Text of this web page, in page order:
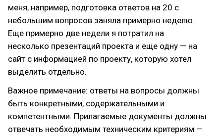
меня, например, подготовка ответов на 20 с
небольшим вопросов заняла примерно неделю.
Еще примерно две недели я потратил на
несколько презентаций проекта и еще одну — на
сайт с информацией по проекту, которую хотел
выделить отдельно.
Важное примечание: ответы на вопросы должны
быть конкретными, содержательными и
компетентными. Прилагаемые документы должны
отвечать необходимым техническим критериям —